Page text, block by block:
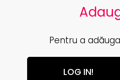
Pentru a
LOG IN!